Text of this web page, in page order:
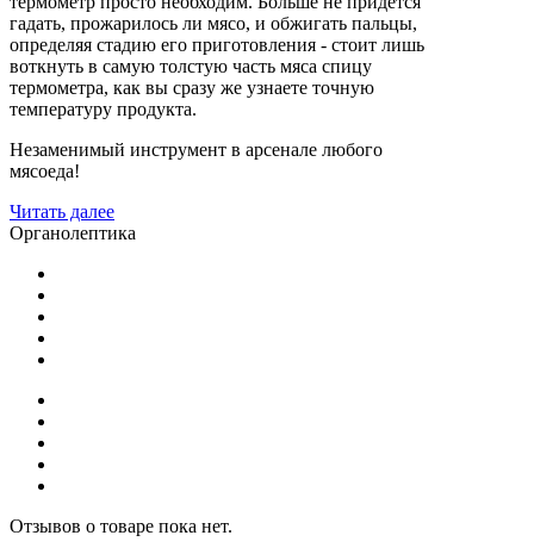
гадать, прожарилось ли мясо, и обжигать пальцы,
определяя стадию его приготовления - стоит лишь
воткнуть в самую толстую часть мяса спицу
термометра, как вы сразу же узнаете точную
температуру продукта.
Незаменимый инструмент в арсенале любого
мясоеда!
Читать далее
Органолептика
Отзывов о товаре пока нет.